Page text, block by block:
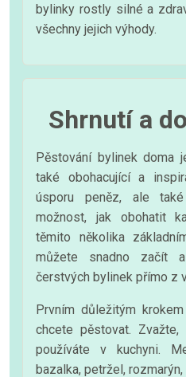
bylinky rostly silné a
všechny jejich výhody.
Shrnutí a
Pěstování bylinek doma
také obohacující a
úsporu peněz, ale
možnost, jak obohatit
těmito několika
můžete snadno začít
čerstvých bylinek přímo z
Prvním důležitým
chcete pěstovat.
používáte v kuchyni.
bazalka, petržel,